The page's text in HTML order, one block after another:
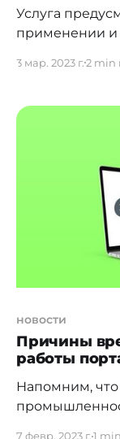
Услуга
применении
который
заявление на
в приложении
сам должник. Перед подачей заявления
3 мар. 2023 г.2 min
новости
Причины
работы
Напомним,
7 февр. 2023 г.1